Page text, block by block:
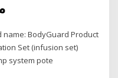
name: BodyGuard Product
Set (infusion set)
system pote